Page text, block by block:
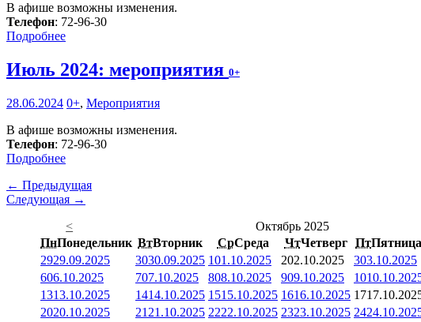
В афише возможны изменения.
Телефон: 72-96-30
Подробнее
Июль 2024: мероприятия 0+
28.06.2024 0+, Мероприятия
В афише возможны изменения.
Телефон: 72-96-30
Подробнее
← Предыдущая
Следующая →
<
Октябрь 2025
ПнПонедельник ВтВторник СрСреда ЧтЧетверг ПтПятница
2929.09.2025 3030.09.2025 101.10.2025 202.10.2025 303.10.2025
606.10.2025 707.10.2025 808.10.2025 909.10.2025 10
1313.10.2025 1414.10.2025 1515.10.2025 1616.10.2025 17
2020.10.2025 21 21.10.2025 2222.10.2025 2323.10.2025 24